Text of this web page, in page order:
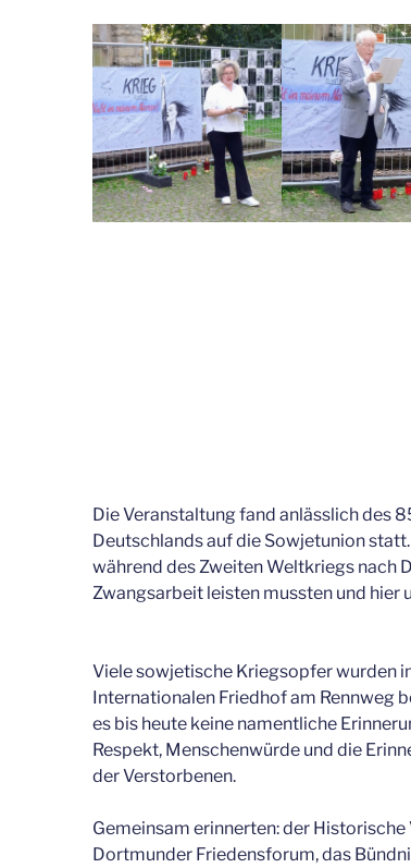
Die Veranstaltung fand anlässlich des
Deutschlands auf die Sowjetunion
während des Zweiten Weltkriegs nach
Zwangsarbeit leisten mussten und hier
Viele sowjetische Kriegsopfer wurden
Internationalen Friedhof am Rennweg
es bis heute keine namentliche
Respekt, Menschenwürde und die
der Verstorbenen.
Gemeinsam erinnerten: der Historische
Dortmunder Friedensforum, das